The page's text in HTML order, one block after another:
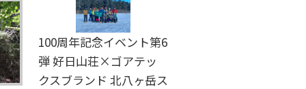
100周年記念イベント第6
弾 好日山荘×ゴアテッ
クスブランド 北八ヶ岳ス